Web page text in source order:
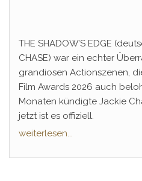
THE SHADOW’S EDGE
CHASE) war ein echter
grandiosen Actionszenen,
Film Awards 2026 auch
Monaten kündigte Jackie
jetzt ist es offiziell.
weiterlesen...